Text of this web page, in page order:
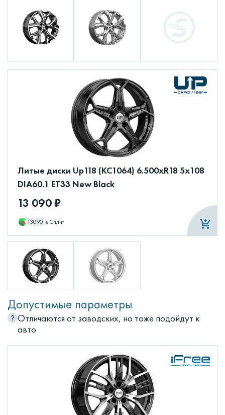
Литые диски Up118 (КС1064) 6.500xR18 5x108
DIA60.1 ET33 New Black
13 090 ₽
13090 в Сплит
Допустимые параметры
Отличаются от заводских, но тоже подойдут к
авто